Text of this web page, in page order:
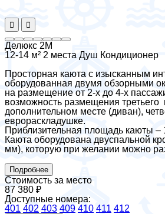
Делюкс 2М
12-14 м² 2 места Душ Кондиционер
Просторная каюта с изысканным
оборудованная двумя обзорными
на размещение от 2-х до 4-х
возможность размещения третьего
дополнительном месте (диван),
еврораскладушке.
Приблизительная площадь каюты –
Каюта оборудована двуспальной
мм), которую при желании можно
Подробнее
Стоимость за место
87 380 ₽
Доступные номера:
401 402 403 409 410 411 412